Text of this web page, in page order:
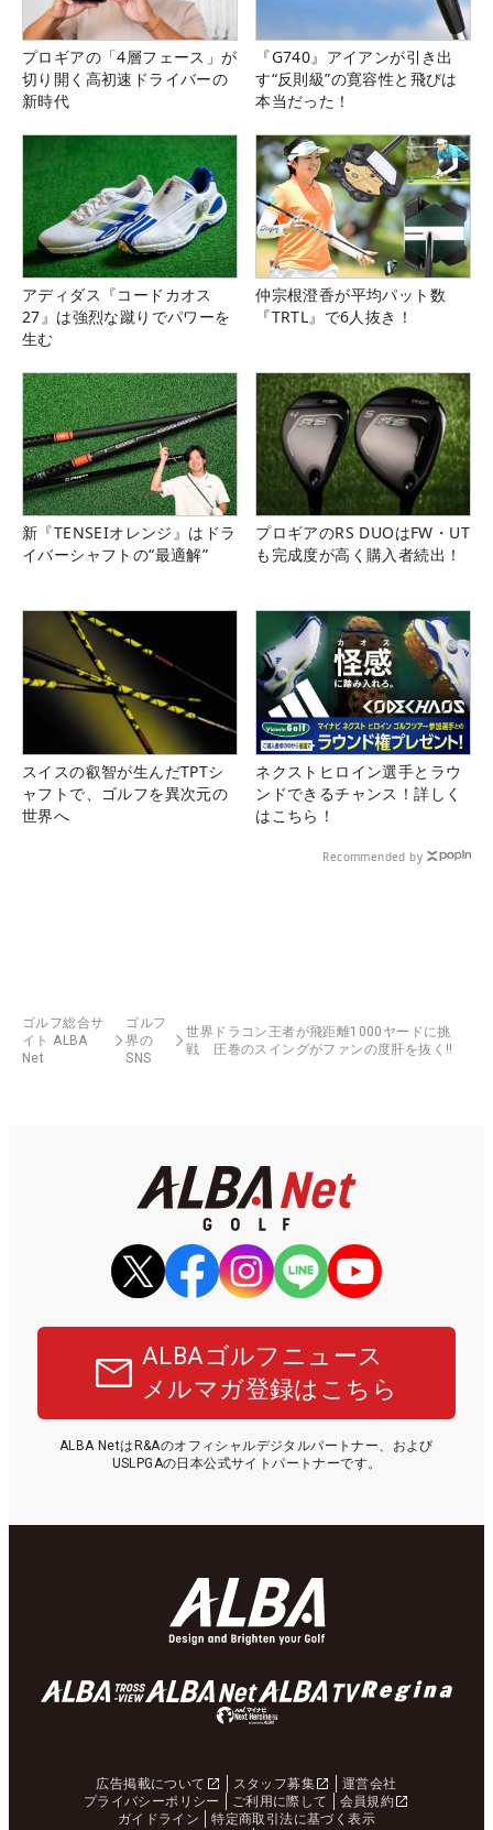
プロギアの「4層フェース」が
切り開く高初速ドライバーの
新時代
『G740』アイアンが引き出
す“反則級”の寛容性と飛びは
本当だった！
アディダス『コードカオス
27』は強烈な蹴りでパワーを
生む
仲宗根澄香が平均パット数
『TRTL』で6人抜き！
新『TENSEIオレンジ』はドラ
イバーシャフトの“最適解”
プロギアのRS DUOはFW・UT
も完成度が高く購入者続出！
スイスの叡智が生んだTPTシ
ャフトで、ゴルフを異次元の
世界へ
ネクストヒロイン選手とラウ
ンドできるチャンス！詳しく
はこちら！
Recommended by
ゴルフ総合サ
イト ALBA
Net
ゴルフ
界の
SNS
世界ドラコン王者が飛距離1000ヤードに挑
戦 圧巻のスイングがファンの度肝を抜く!!
ALBAゴルフニュース
メルマガ登録はこちら
ALBA NetはR&Aのオフィシャルデジタルパートナー、および
USLPGAの日本公式サイトパートナーです。
広告掲載について スタッフ募集
運営会社
プライバシーポリシー
ご利用に際して
会員規約
ガイドライン
特定商取引法に基づく表示